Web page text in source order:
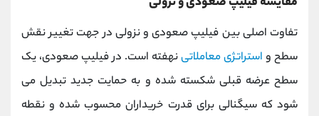
تفاوت اصلی بین فیلیپ صعودی و نزولی در جهت تغییر نقش
سطح و استراتژی معاملاتینهفته است. در فیلیپ صعودی، یک
سطح عرضه قبلی شکسته شده و به حمایت جدید تبدیل می
‌شود که سیگنالی برای قدرت خریداران محسوب شده و نقطه